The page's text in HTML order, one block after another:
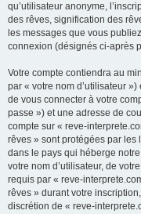
qu’utilisateur anonyme,
des rêves, signification des
les messages que vous
connexion (désignés ci-après
Votre compte contiendra au
par « votre nom d’utilisateur
de vous connecter à votre
passe ») et une adresse de
compte sur « reve-
rêves » sont protégées par
dans le pays qui héberge
votre nom d’utilisateur, de
requis par « reve-
rêves » durant votre
discrétion de « reve-